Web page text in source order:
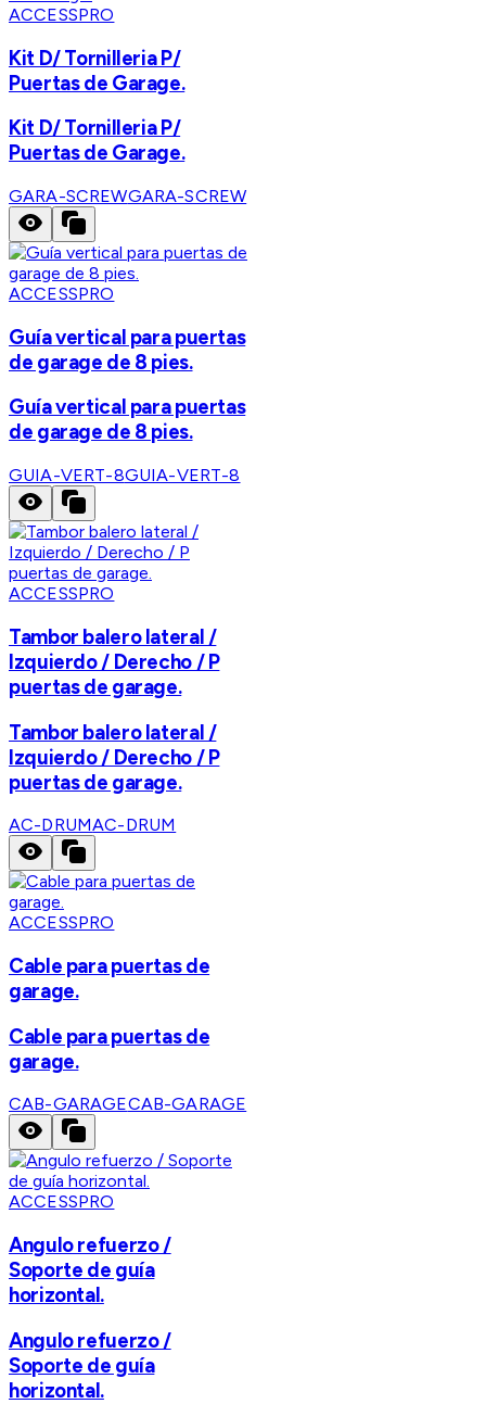
ACCESSPRO
Kit D/ Tornilleria P/
Puertas de Garage.
Kit D/ Tornilleria P/
Puertas de Garage.
GARA-SCREWGARA-SCREW
ACCESSPRO
Guía vertical para puertas
de garage de 8 pies.
Guía vertical para puertas
de garage de 8 pies.
GUIA-VERT-8GUIA-VERT-8
ACCESSPRO
Tambor balero lateral /
Izquierdo / Derecho / P
puertas de garage.
Tambor balero lateral /
Izquierdo / Derecho / P
puertas de garage.
AC-DRUMAC-DRUM
ACCESSPRO
Cable para puertas de
garage.
Cable para puertas de
garage.
CAB-GARAGECAB-GARAGE
ACCESSPRO
Angulo refuerzo /
Soporte de guía
horizontal.
Angulo refuerzo /
Soporte de guía
horizontal.